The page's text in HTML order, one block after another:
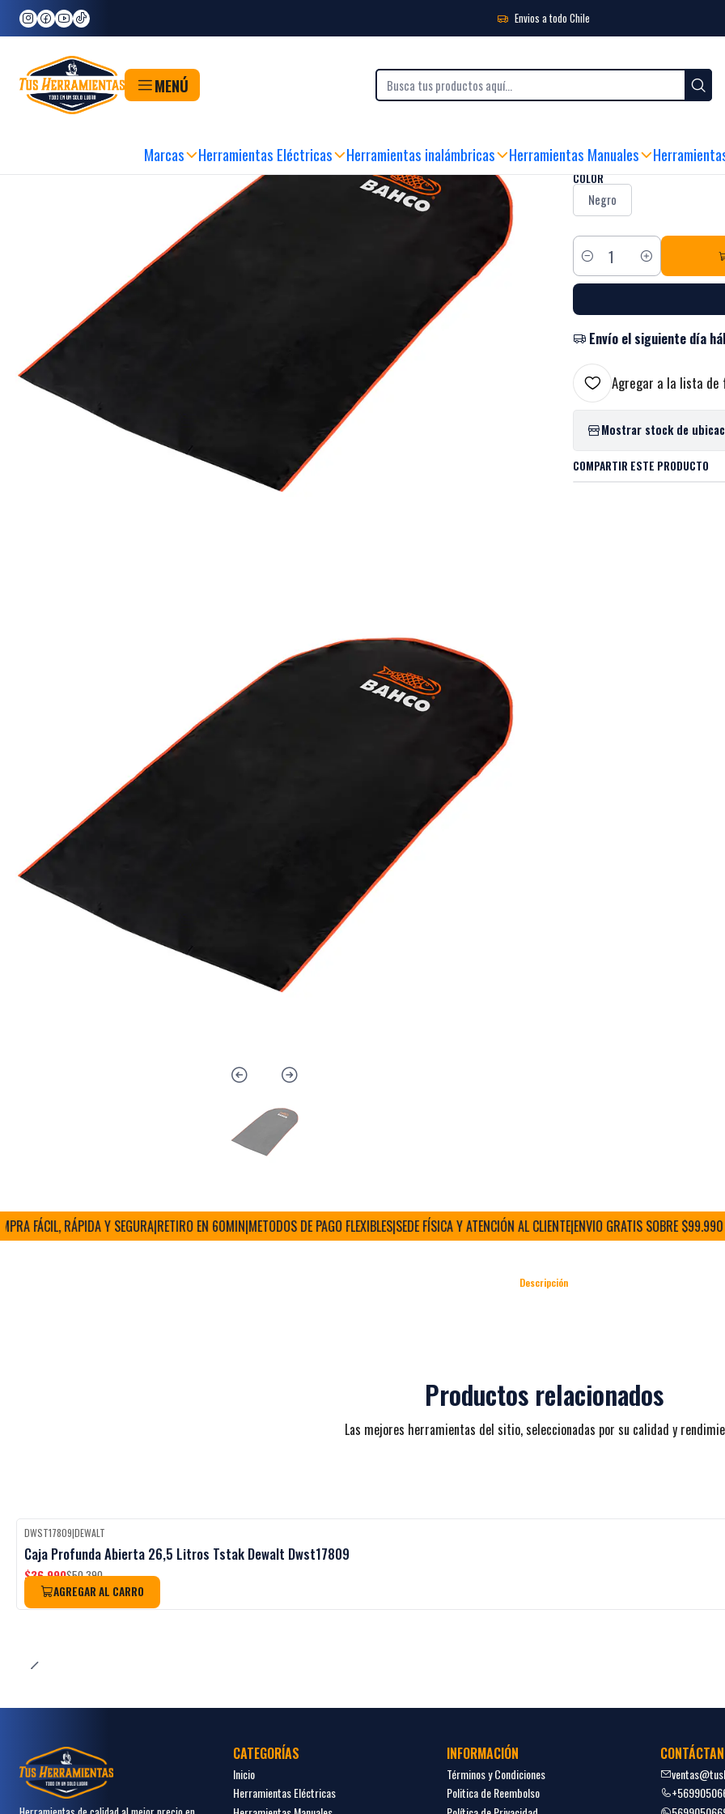
Envios a todo Chile
MENÚ
Marcas Herramientas Eléctricas Herramientas inalámbricas Herramientas Manuales
Inicio Marcas
|Funda Para
COLOR
Negro
Cantidad
Envío el siguiente día
Agregar a la lista de
Mostrar stock de
COMPARTIR ESTE PRODUCTO
FÁCIL, RÁPIDA Y SEGURA|RETIRO EN 60MIN|METODOS DE PAGO FLEXIBLES|SEDE FÍSICA Y ATENCIÓN AL CLIENTE|ENVIO GRATIS SOBRE $99.990
Descripción
Productos relacionados
Las mejores herramientas del sitio, seleccionadas por su calidad y
-27%OFF
DWST17809|DEWALT
Caja Profunda Abierta 26,5 Litros Tstak Dewalt Dwst17809
$36.990$50.390
AGREGAR AL CARRO
CATEGORÍAS
Inicio
Herramientas Eléctricas
INFORMACIÓN
Términos y Condiciones
Politica de Reembolso